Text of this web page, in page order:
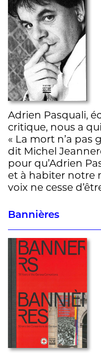
Adrien Pasquali,
critique, nous a
« La mort n’a pas
dit Michel
pour qu’Adrien
et à habiter notre
voix ne cesse
Bannières